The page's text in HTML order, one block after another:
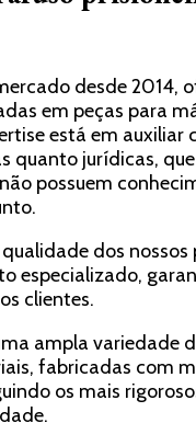
desde 2014,
em peças para
está em auxiliar
quanto jurídicas,
possuem
dos nossos
especializado,
clientes.
ampla variedade
fabricadas com
os mais